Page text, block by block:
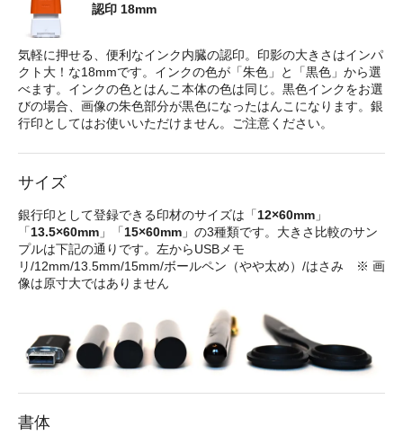
認印 18mm
気軽に押せる、便利なインク内臓の認印。印影の大きさはインパ
クト大！な18mmです。インクの色が「朱色」と「黒色」から選
べます。インクの色とはんこ本体の色は同じ。黒色インクをお選
びの場合、画像の朱色部分が黒色になったはんこになります。銀
行印としてはお使いいただけません。ご注意ください。
サイズ
銀行印として登録できる印材のサイズは「12×60mm 」
「13.5×60mm 」「15×60mm 」の3種類です。大きさ比較のサン
プルは下記の通りです。左からUSBメモ
リ/12mm/13.5mm/15mm/ボールペン（やや太め）/はさみ ※ 画
像は原寸大ではありません
書体